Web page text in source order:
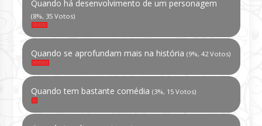
Quando há desenvolvimento de um personagem
(8%, 35 Votos)
Quando se aprofundam mais na história (9%, 42 Votos)
Quando tem bastante comédia (3%, 15 Votos)